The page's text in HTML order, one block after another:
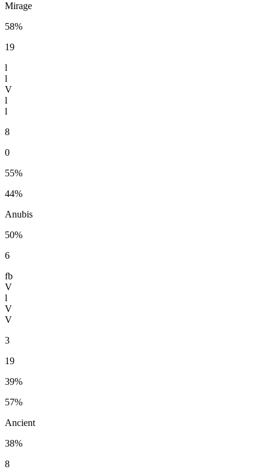
Mirage
58%
19
l
l
V
l
l
8
0
55%
44%
Anubis
50%
6
fb
V
l
V
V
3
19
39%
57%
Ancient
38%
8